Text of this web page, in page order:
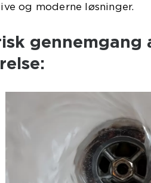
og moderne løsninger.
gennemgang